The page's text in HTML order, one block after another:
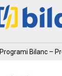
Programi Bilanc –